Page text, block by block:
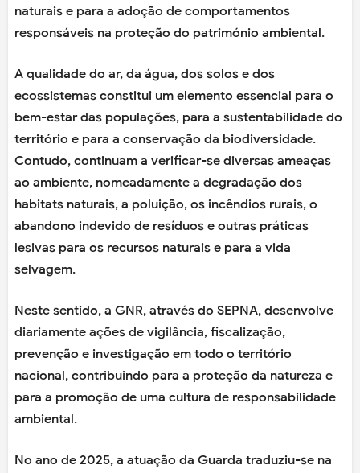
naturais e para a adoção de comportamentos
responsáveis na proteção do património ambiental.
A qualidade do ar, da água, dos solos e dos
ecossistemas constitui um elemento essencial para o
bem-estar das populações, para a sustentabilidade do
território e para a conservação da biodiversidade.
Contudo, continuam a verificar-se diversas ameaças
ao ambiente, nomeadamente a degradação dos
habitats naturais, a poluição, os incêndios rurais, o
abandono indevido de resíduos e outras práticas
lesivas para os recursos naturais e para a vida
selvagem.
Neste sentido, a GNR, através do SEPNA, desenvolve
diariamente ações de vigilância, fiscalização,
prevenção e investigação em todo o território
nacional, contribuindo para a proteção da natureza e
para a promoção de uma cultura de responsabilidade
ambiental.
No ano de 2025, a atuação da Guarda traduziu-se na